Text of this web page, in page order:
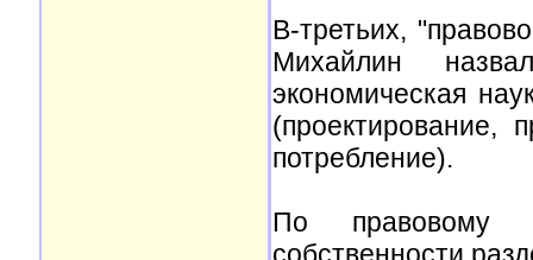
В-третьих,
Михайлин
экономическая
(проектирование,
потребление).
По правовому